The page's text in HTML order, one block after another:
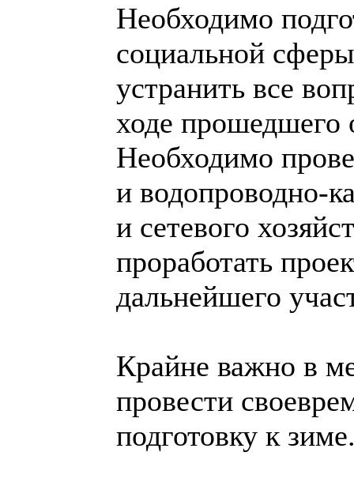
Необходимо
социальной
устранить все
ходе прошедшего
Необходимо
и водопроводно-
и сетевого
проработать
дальнейшего
Крайне важно в
провести
подготовку к